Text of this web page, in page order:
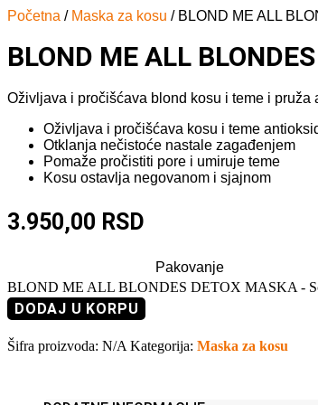
Početna / Maska za kosu / BLOND ME ALL
BLOND ME ALL
Oživljava i pročišćava blond kosu i teme i pruža
Oživljava i pročišćava kosu i teme
Otklanja nečistoće nastale zagađenjem
Pomaže pročistiti pore i umiruje teme
Kosu ostavlja negovanom i sjajnom
3.950,00 RSD
Pakovanje
BLOND ME ALL BLONDES DETOX MASKA -
DODAJ U KORPU
Šifra proizvoda: N/A Kategorija: Maska za kosu